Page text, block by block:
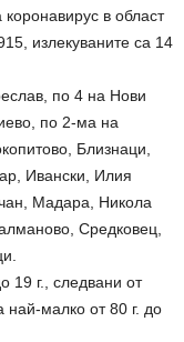
в област
излекуваните са 14
по 4 на Нови
по 2-ма на
Близнаци,
Ивански, Илия
Мадара, Никола
Средковец,
19 г., следвани от
най-малко от 80 г. до